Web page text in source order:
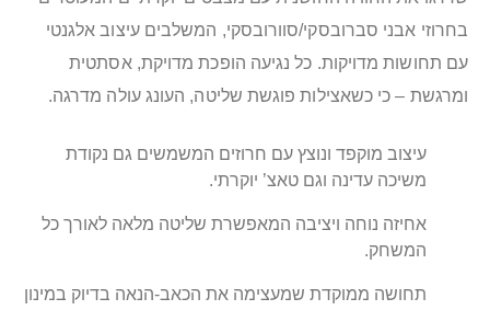
בחרוזי אבני סברובסקי/סוורובסקי, המשלבים עיצוב אלגנטי
עם תחושות מדויקות. כל נגיעה הופכת מדויקת, אסתטית
ומרגשת – כי כשאצילות פוגשת שליטה, העונג עולה מדרגה.
עיצוב מוקפד ונוצץ עם חרוזים המשמשים גם נקודת
משיכה עדינה וגם טאצ’ יוקרתי.
אחיזה נוחה ויציבה המאפשרת שליטה מלאה לאורך כל
המשחק.
תחושה ממוקדת שמעצימה את הכאב-הנאה בדיוק במינון